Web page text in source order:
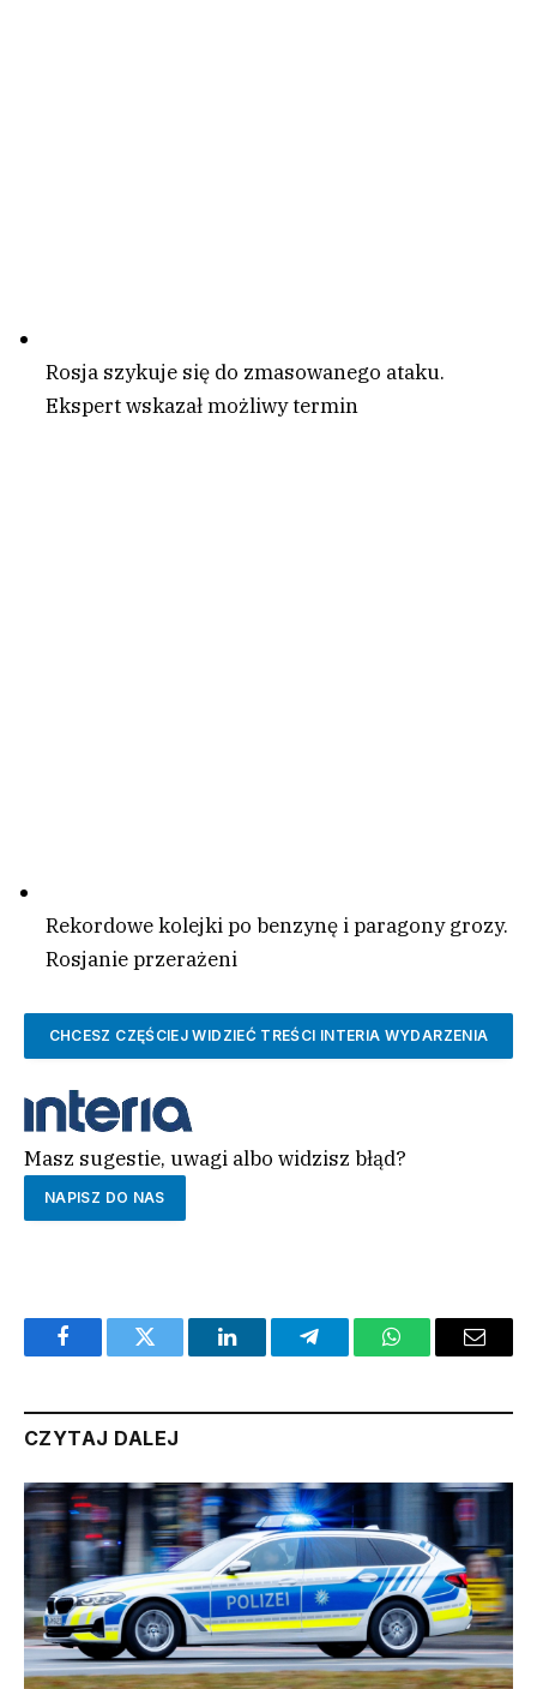
Rosja szykuje się do zmasowanego ataku.
Ekspert wskazał możliwy termin
Rekordowe kolejki po benzynę i paragony grozy.
Rosjanie przerażeni
CHCESZ CZĘŚCIEJ WIDZIEĆ TREŚCI INTERIA WYDARZENIA
OTWIERA SIĘ W NOWYM OKNIE
Masz sugestie, uwagi albo widzisz błąd?
NAPISZ DO NAS
FacebookTwitter LinkedInTelegramWhatsAppEmail
CZYTAJ DALEJ